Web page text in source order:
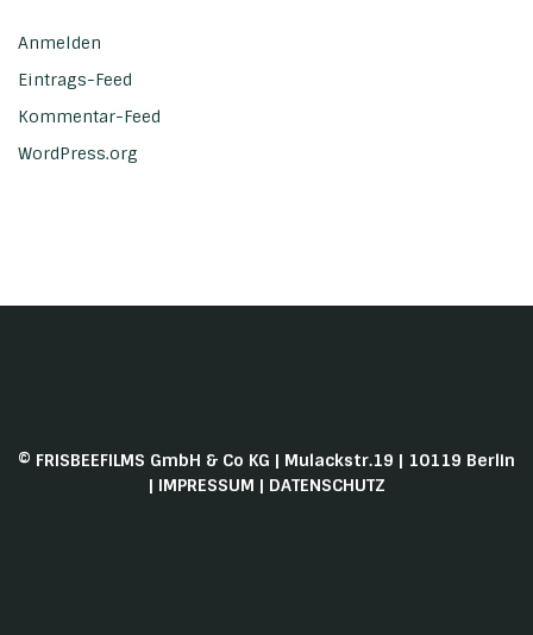
Anmelden
Eintrags-Feed
Kommentar-Feed
WordPress.org
© FRISBEEFILMS GmbH & Co KG | Mulackstr.19 | 10119 Berlin
| IMPRESSUM | DATENSCHUTZ